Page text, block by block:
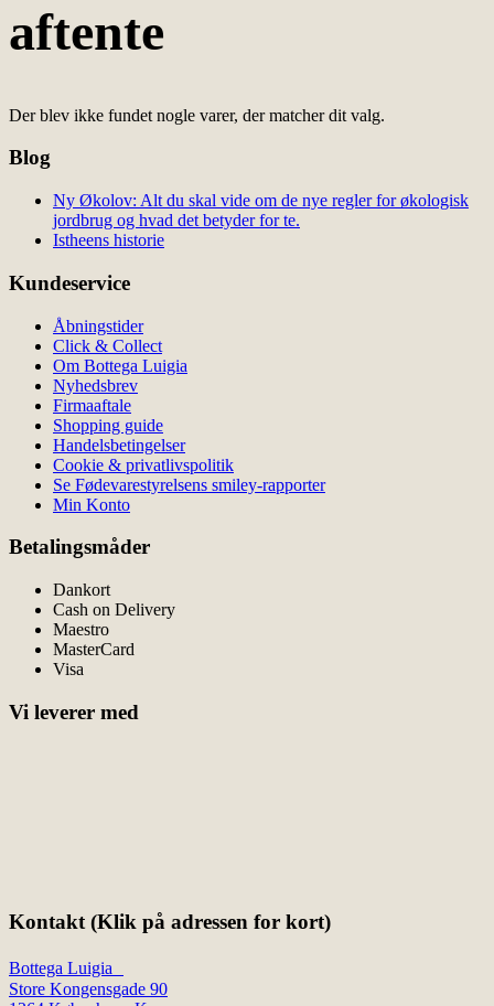
aftente
Der blev ikke fundet nogle varer, der matcher dit valg.
Blog
Ny Økolov: Alt du skal vide om de nye regler for økologisk
jordbrug og hvad det betyder for te.
Istheens historie
Kundeservice
Åbningstider
Click & Collect
Om Bottega Luigia
Nyhedsbrev
Firmaaftale
Shopping guide
Handelsbetingelser
Cookie & privatlivspolitik
Se Fødevarestyrelsens smiley-rapporter
Min Konto
Betalingsmåder
Dankort
Cash on Delivery
Maestro
MasterCard
Visa
Vi leverer med
Kontakt (Klik på adressen for kort)
Bottega Luigia
Store Kongensgade 90